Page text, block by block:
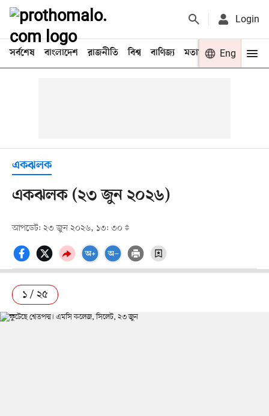
Login
সর্বশেষ বাংলাদেশ রাজনীতি বিশ্ব বাণিজ্য মতামত খেলা
Eng
একঝলক
একঝলক (২৩ জুন ২০২৬)
আপডেট: ২৩ জুন ২০২৬, ১৩: ৩০
১ / ২৫